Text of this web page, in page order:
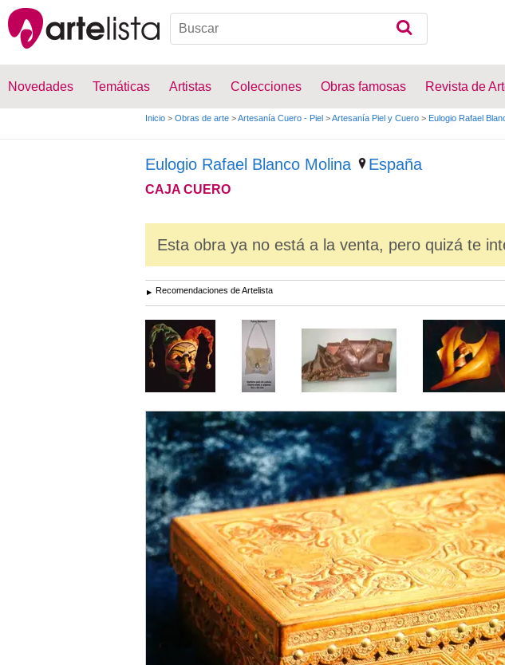
Novedades Temáticas Artistas Colecciones Obras famosas Revista de
Inicio > Obras de arte >Artesanía Cuero - Piel >Artesanía Piel y Cuero > Eulogio Rafael
Eulogio Rafael Blanco Molina España
CAJA CUERO
Esta obra ya no está a la venta, pero quizá te
Recomendaciones de Artelista